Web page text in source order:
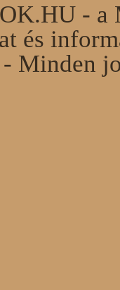
- a
és
Minden